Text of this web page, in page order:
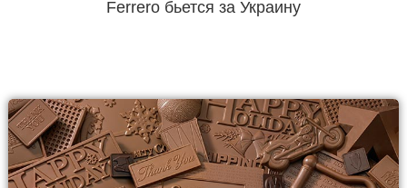
Ferrero бьется за Украину